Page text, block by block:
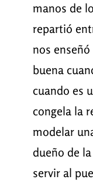
manos de
repartió
nos
buena
cuando es
congela la
modelar
dueño de
servir al